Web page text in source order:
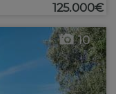
125.000€
10